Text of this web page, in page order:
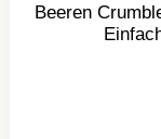
Beeren